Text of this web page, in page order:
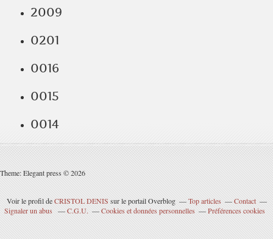
2009
0201
0016
0015
0014
Theme: Elegant press © 2026
Voir le profil deCRISTOL DENIS sur le portail Overblog Top articles
Contact
Signaler un abus
C.G.U. Cookies et données personnelles Préférences cookies